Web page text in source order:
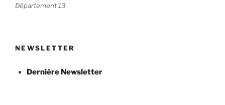
Département 13
NEWSLETTER
Dernière Newsletter